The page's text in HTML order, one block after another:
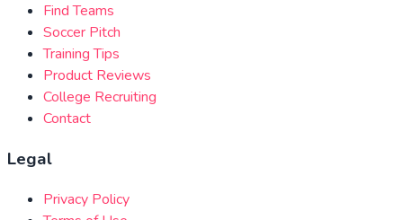
Find Teams
Soccer Pitch
Training Tips
Product Reviews
College Recruiting
Contact
Legal
Privacy Policy